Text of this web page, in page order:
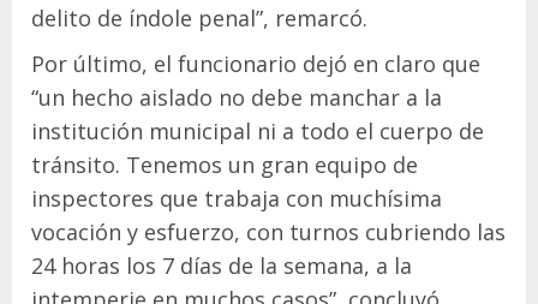
delito de índole penal”, remarcó.
Por último, el funcionario dejó en claro que
“un hecho aislado no debe manchar a la
institución municipal ni a todo el cuerpo de
tránsito. Tenemos un gran equipo de
inspectores que trabaja con muchísima
vocación y esfuerzo, con turnos cubriendo las
24 horas los 7 días de la semana, a la